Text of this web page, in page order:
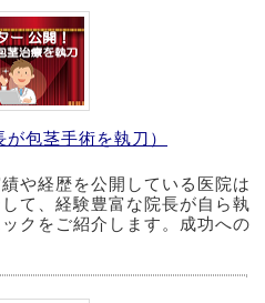
包茎手術を執刀）
や経歴を公開している医院は
て、経験豊富な院長が自ら執
クをご紹介します。成功への